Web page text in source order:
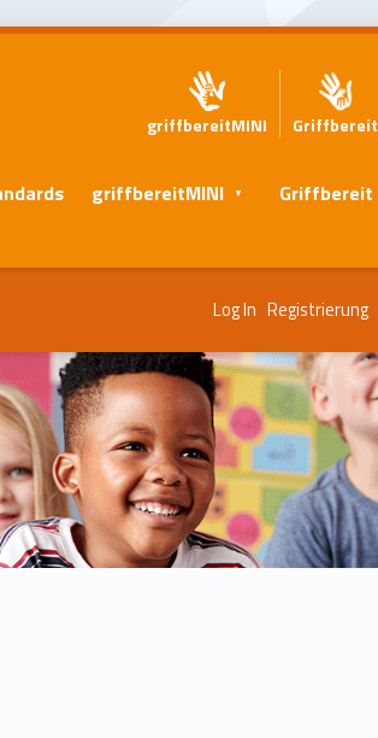
griffbereitMINI Griffbereit
griffbereitMINI Griffbereit
Log In Registrierung